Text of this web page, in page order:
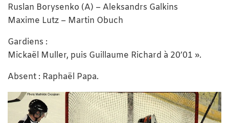
Ruslan Borysenko (A) – Aleksandrs Galkins
Maxime Lutz – Martin Obuch
Gardiens :
Mickaël Muller, puis Guillaume Richard à 20’01 ».
Absent : Raphaël Papa.